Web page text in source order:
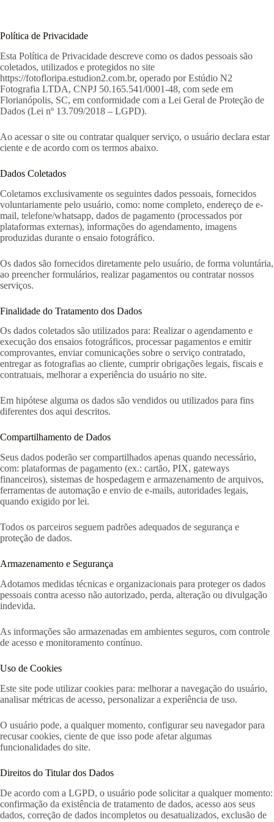
conteúdo
Política de Privacidade
Esta Política de Privacidade descreve como os dados pessoais são
coletados, utilizados e protegidos no site
https://fotofloripa.estudion2.com.br, operado por Estúdio N2
Fotografia LTDA, CNPJ 50.165.541/0001-48, com sede em
Florianópolis, SC, em conformidade com a Lei Geral de Proteção de
Dados (Lei nº 13.709/2018 – LGPD).
Ao acessar o site ou contratar qualquer serviço, o usuário declara estar
ciente e de acordo com os termos abaixo.
Dados Coletados
Coletamos exclusivamente os seguintes dados pessoais, fornecidos
voluntariamente pelo usuário, como: nome completo, endereço de e-
mail, telefone/whatsapp, dados de pagamento (processados por
plataformas externas), informações do agendamento, imagens
produzidas durante o ensaio fotográfico.
Os dados são fornecidos diretamente pelo usuário, de forma voluntária,
ao preencher formulários, realizar pagamentos ou contratar nossos
serviços.
Finalidade do Tratamento dos Dados
Os dados coletados são utilizados para: Realizar o agendamento e
execução dos ensaios fotográficos, processar pagamentos e emitir
comprovantes, enviar comunicações sobre o serviço contratado,
entregar as fotografias ao cliente, cumprir obrigações legais, fiscais e
contratuais, melhorar a experiência do usuário no site.
Em hipótese alguma os dados são vendidos ou utilizados para fins
diferentes dos aqui descritos.
Compartilhamento de Dados
Seus dados poderão ser compartilhados apenas quando necessário,
com: plataformas de pagamento (ex.: cartão, PIX, gateways
financeiros), sistemas de hospedagem e armazenamento de arquivos,
ferramentas de automação e envio de e-mails, autoridades legais,
quando exigido por lei.
Todos os parceiros seguem padrões adequados de segurança e
proteção de dados.
Armazenamento e Segurança
Adotamos medidas técnicas e organizacionais para proteger os dados
pessoais contra acesso não autorizado, perda, alteração ou divulgação
indevida.
As informações são armazenadas em ambientes seguros, com controle
de acesso e monitoramento contínuo.
Uso de Cookies
Este site pode utilizar cookies para: melhorar a navegação do usuário,
analisar métricas de acesso, personalizar a experiência de uso.
O usuário pode, a qualquer momento, configurar seu navegador para
recusar cookies, ciente de que isso pode afetar algumas
funcionalidades do site.
Direitos do Titular dos Dados
De acordo com a LGPD, o usuário pode solicitar a qualquer momento:
confirmação da existência de tratamento de dados, acesso aos seus
dados, correção de dados incompletos ou desatualizados, exclusão de